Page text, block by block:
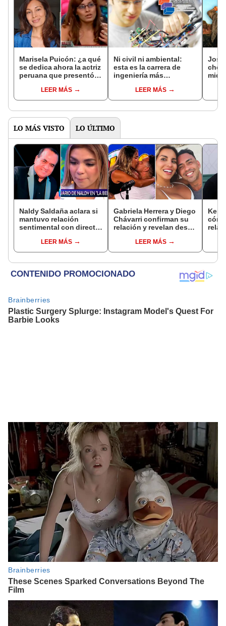
Marisela Puicón: ¿a qué
se dedica ahora la actriz
peruana que presentó
cerrado'?LEER MÁS
Ni civil ni ambiental:
esta es la carrera de
ingeniería más
según Sunedu
LEER MÁS
Josi
mide
LO MÁS VISTO LO ÚLTIMO
Naldy Saldaña aclara si
mantuvo relación
sentimental con director
denunciarlo por
tocamientos: “Me
LEER MÁS
Gabriela Herrera y Diego
Chávarri confirman su
relación y revelan desde
momento muy bonito"
LEER MÁS